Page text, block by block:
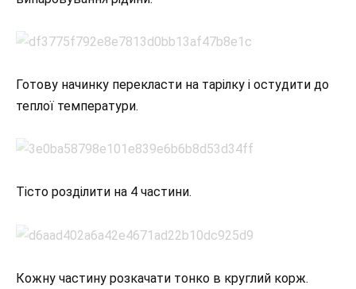
Готову начинку перекласти на тарілку і остудити до
теплої температури.
Тісто розділити на 4 частини.
Кожну частину розкачати тонко в круглий корж.